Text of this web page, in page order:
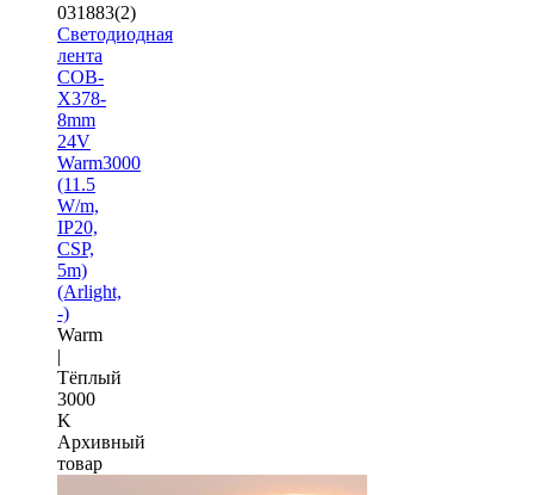
031883(2)
Светодиодная
лента
COB-
X378-
8mm
24V
Warm3000
(11.5
W/m,
IP20,
CSP,
5m)
(Arlight,
-)
Warm
|
Тёплый
3000
K
Архивный
товар